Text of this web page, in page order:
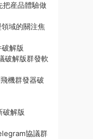
把産品體驗做
域的關注焦
解版
破解版群發軟
機群發器破
破解版
協議群